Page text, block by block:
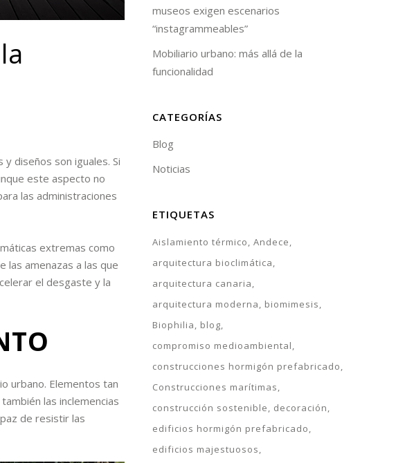
diseños son iguales. Si
este aspecto no
las administraciones
extremas como
las amenazas a las que
el desgaste y la
urbano. Elementos tan
las inclemencias
de resistir las
museos exigen escenarios
“instagrammeables”
Mobiliario urbano: más allá de la
funcionalidad
CATEGORÍAS
Blog
Noticias
ETIQUETAS
Aislamiento térmico Andece
arquitectura bioclimática
arquitectura canaria
arquitectura moderna
biomimesis
Biophilia
blog
compromiso medioambiental
construcciones hormigón prefabricado
Construcciones marítimas
construcción sostenible
decoración
edificios hormigón prefabricado
edificios majestuosos